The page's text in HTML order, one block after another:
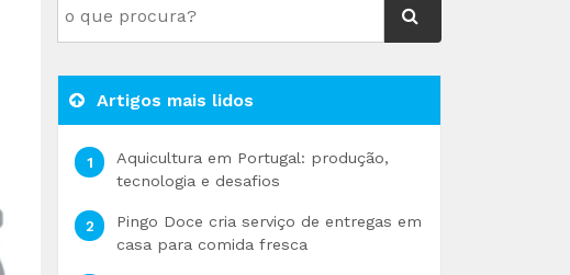
Artigos mais lidos
Aquicultura em Portugal: produção,
tecnologia e desafios
Pingo Doce cria serviço de entregas em
casa para comida fresca